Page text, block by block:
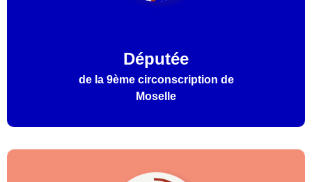
Députée
de la 9ème circonscription de
Moselle